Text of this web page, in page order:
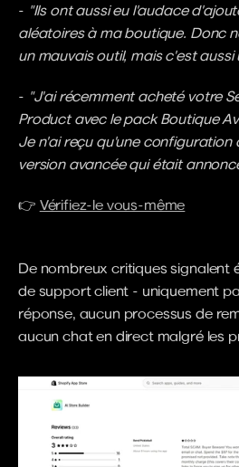
- "Ils ont aussi eu l'audace
aléatoires à ma boutique. Donc
un mauvais outil, mais c'est
- "J'ai récemment acheté votre
Product avec le pack Boutique
Je n'ai reçu qu'une configuration
version avancée qui était
👉 Vérifiez-le vous-même
De nombreux critiques signalent
de support client - uniquement
réponse, aucun processus de
aucun chat en direct malgré les